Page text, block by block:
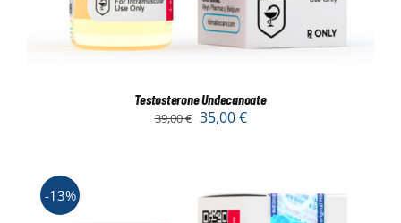
Testosterone Undecanoate
39,00€ 35,00€
-13%